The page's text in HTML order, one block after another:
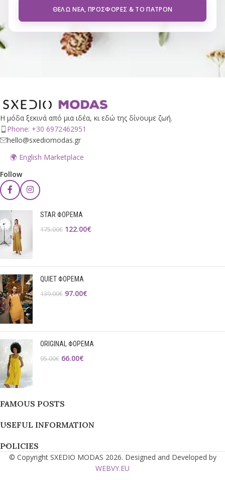
ΘΈΛΩ ΝΈΑ, ΠΡΟΣΦΟΡΈΣ & ΤΟ ΠΑΤΡΌΝ
Η μόδα ξεκινά από μια ιδέα, κι εδώ της δίνουμε ζωή.
Phone: +30 6972462951
hello@sxediomodas.gr
🌍 English Marketplace
Follow
STAR ΦΟΡΕΜΑ
175.00€ 122.00€
QUIET ΦΟΡΕΜΑ
139.00€ 97.00€
ORIGINAL ΦΟΡΕΜΑ
95.00€ 66.00€
FAMOUS POSTS
USEFUL INFORMATION
POLICIES
© Copyright SXEDIO MODAS 2026. Designed and Developed by
WEBVY.EU